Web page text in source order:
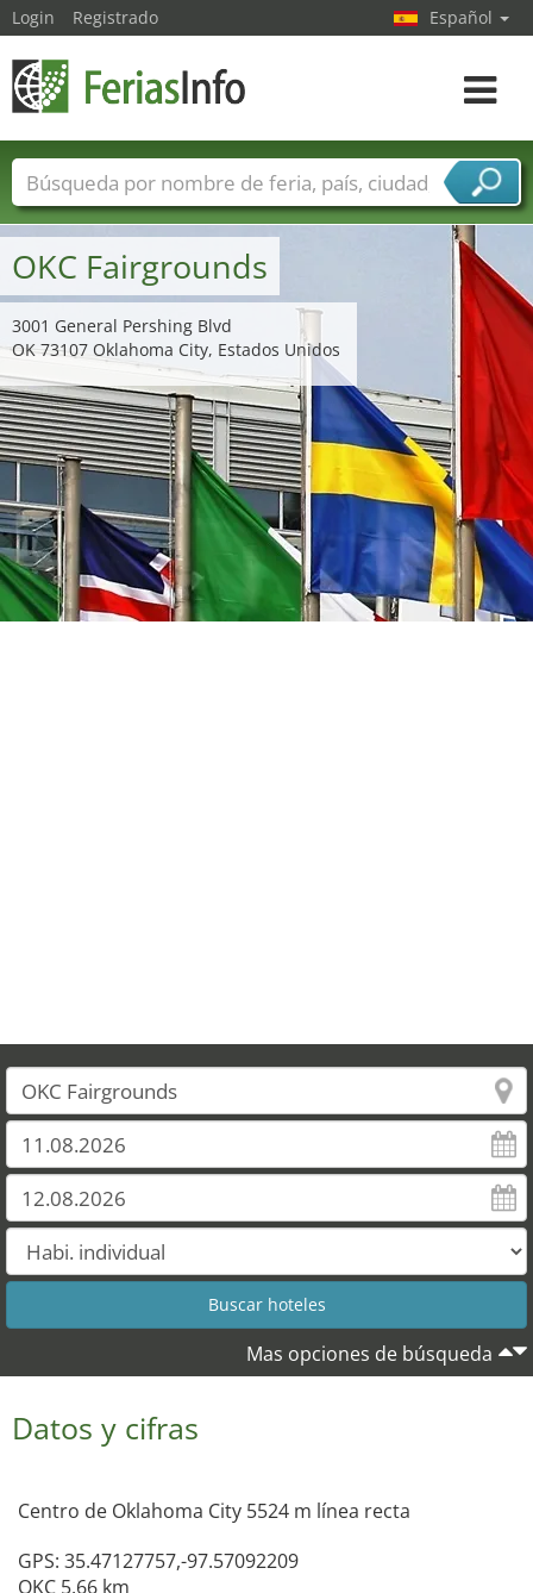
OKC Fairgrounds
3001 General Pershing Blvd
OK 73107 Oklahoma City, Estados Unidos
Mas opciones de búsqueda
Datos y cifras
Centro de Oklahoma City 5524 m línea recta
GPS: 35.47127757,-97.57092209
OKC 5.66 km
Login Registrado Español
toggle
Nombres de ferias Países
Ciudades
Sectores de ferias
Sectores de proveedor de servicios